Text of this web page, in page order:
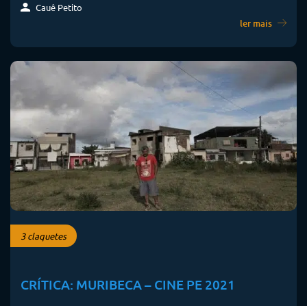
Cauê Petito
ler mais
3 claquetes
CRÍTICA: MURIBECA – CINE PE 2021